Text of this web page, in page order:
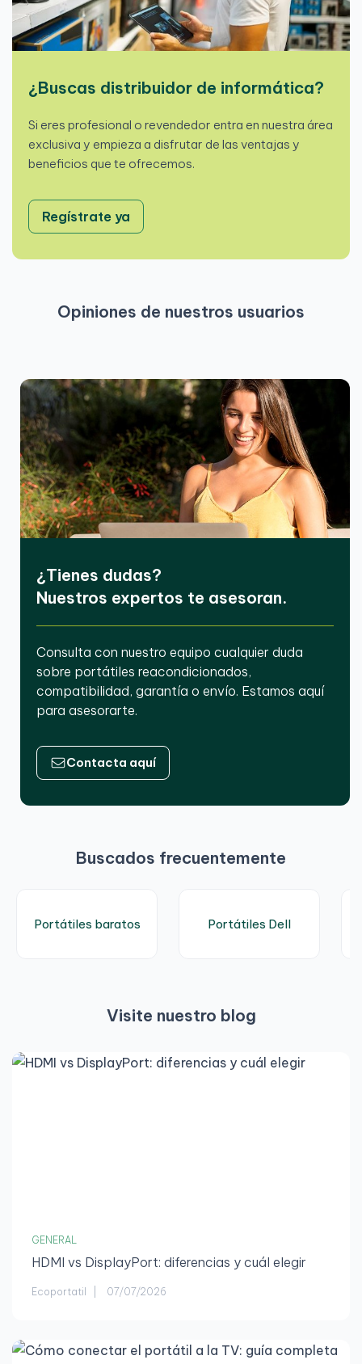
¿Buscas distribuidor de informática?
Si eres profesional o revendedor entra en nuestra área
exclusiva y empieza a disfrutar de las ventajas y
beneficios que te ofrecemos.
Regístrate ya
Opiniones de nuestros usuarios
¿Tienes dudas?
Nuestros expertos te asesoran.
Consulta con nuestro equipo cualquier duda
sobre portátiles reacondicionados,
compatibilidad, garantía o envío. Estamos aquí
para asesorarte.
Contacta aquí
Buscados frecuentemente
Portátiles baratos Portátiles Dell
Visite nuestro blog
GENERAL
HDMI vs DisplayPort: diferencias y cuál elegir
Ecoportatil 07/07/2026